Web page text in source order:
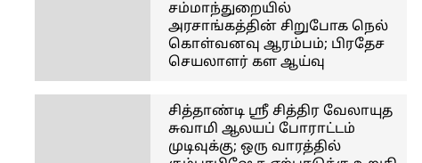
சம்மாந்துறையில்
அரசாங்கத்தின் சிறுபோக நெல்
கொள்வனவு ஆரம்பம்; பிரதேச
செயலாளர் கள ஆய்வு
சித்தாண்டி ஸ்ரீ சித்திர வேலாயுத
சுவாமி ஆலயப் போராட்டம்
முடிவுக்கு; ஒரு வாரத்தில்